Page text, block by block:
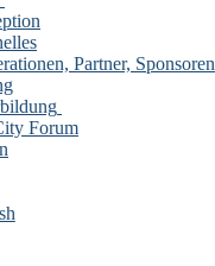
Partner, Sponsoren
Forum